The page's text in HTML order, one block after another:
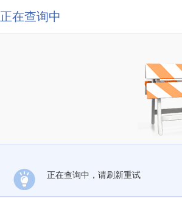
正在查询中
正在查询中，请刷新重试